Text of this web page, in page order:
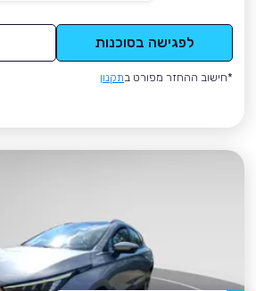
לפגישה בסוכנות
*חישוב ההחזר מפורט בתקנון